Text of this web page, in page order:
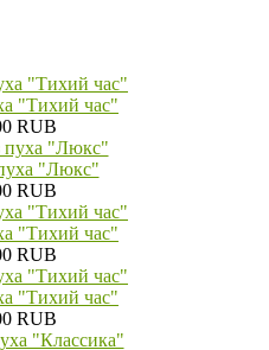
"Тихий час"
RUB
"Люкс"
RUB
"Тихий час"
RUB
"Тихий час"
RUB